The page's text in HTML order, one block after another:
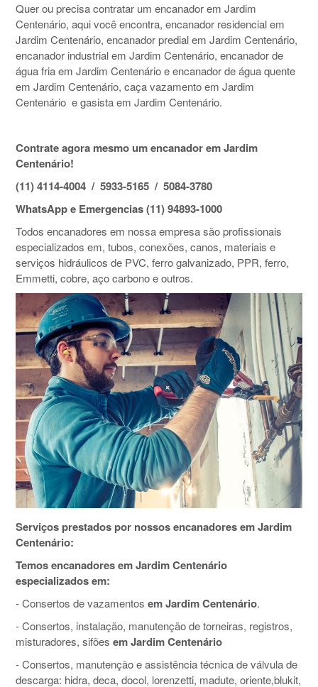
Quer ou precisa contratar um encanador em Jardim
Centenário, aqui você encontra, encanador residencial em
Jardim Centenário, encanador predial em Jardim Centenário,
encanador industrial em Jardim Centenário, encanador de
água fria em Jardim Centenário e encanador de água quente
em Jardim Centenário, caça vazamento em Jardim
Centenário e gasista em Jardim Centenário.
Contrate agora mesmo um encanador em Jardim
Centenário!
(11) 4114-4004 / 5933-5165 / 5084-3780
WhatsApp e Emergencias (11) 94893-1000
Todos encanadores em nossa empresa são profissionais
especializados em, tubos, conexões, canos, materiais e
serviços hidráulicos de PVC, ferro galvanizado, PPR, ferro,
Emmetti, cobre, aço carbono e outros.
Serviços prestados por nossos encanadores em Jardim
Centenário:
Temos encanadores em Jardim Centenário
especializados em:
- Consertos de vazamentos em Jardim Centenário.
- Consertos, instalação, manutenção de torneiras, registros,
misturadores, sifões em Jardim Centenário
- Consertos, manutenção e assistência técnica de válvula de
descarga: hidra, deca, docol, lorenzetti, madute, oriente,blukit,